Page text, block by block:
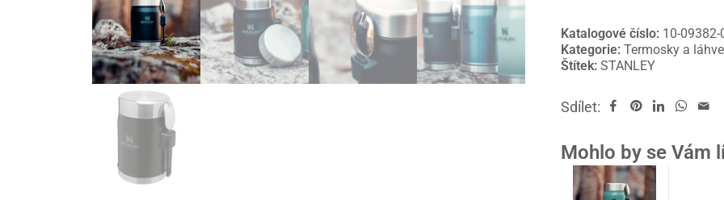
Katalogové číslo: 10-09382-
Kategorie:Termosky a láhve
Štítek:STANLEY
Sdílet:
Mohlo by se Vám